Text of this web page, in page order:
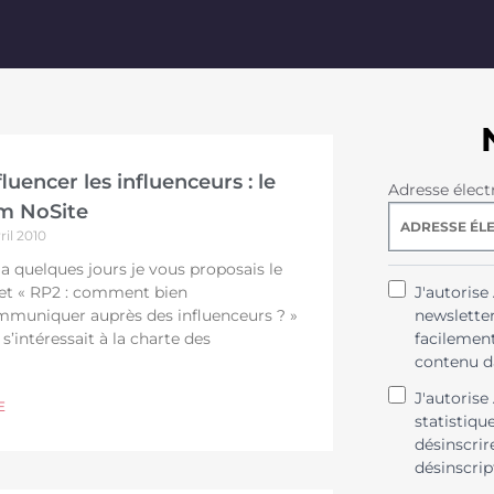
les influenceurs : le
NoSite
2010
quelques jours je vous proposais le
« RP2 : comment bien
auprès des influenceurs ? »
à la charte des
Adresse
contenu